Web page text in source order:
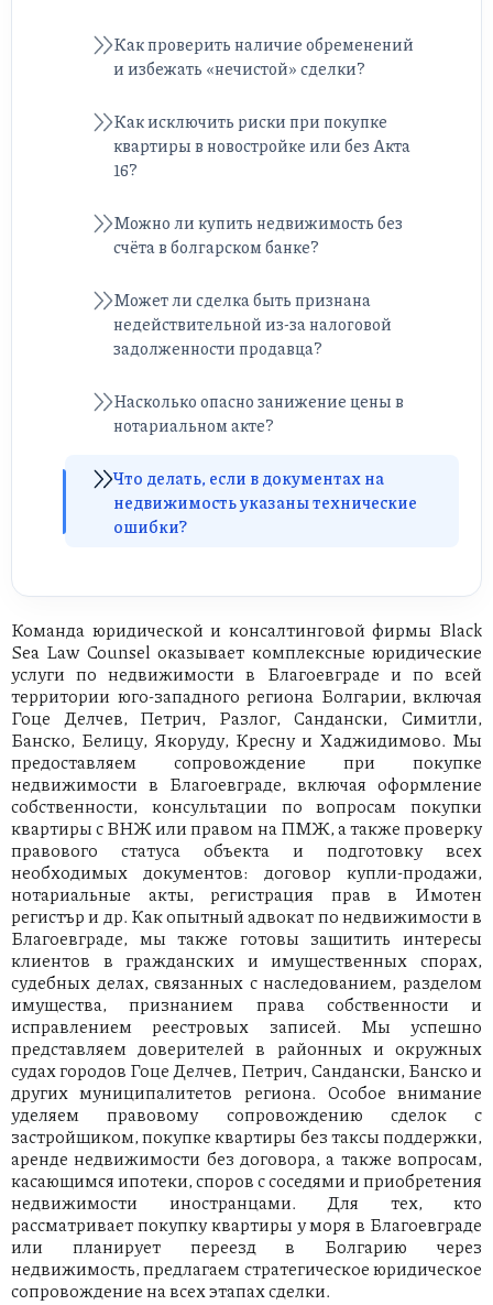
Как проверить наличие обременений
и избежать «нечистой» сделки?
Как исключить риски при покупке
квартиры в новостройке или без Актa
16?
Можно ли купить недвижимость без
счёта в болгарском банке?
Может ли сделка быть признана
недействительной из-за налого­вой
задолженности продавца?
Насколько опасно занижение цены в
нотариальном акте?
Что делать, если в документах на
недвижимость указаны технические
ошибки?
Команда юридической и консалтинговой фирмы Black
Sea Law Counsel оказывает комплексные юридические
услуги по недвижимости в Благоевграде и по всей
территории юго-западного региона Болгарии, включая
Гоце Делчев, Петрич, Разлог, Сандански, Симитли,
Банско, Белицу, Якоруду, Кресну и Хаджидимово. Мы
предоставляем сопровождение при покупке
недвижимости в Благоевграде, включая оформление
собственности, консультации по вопросам покупки
квартиры с ВНЖ или правом на ПМЖ, а также проверку
правового статуса объекта и подготовку всех
необходимых документов: договор купли-продажи,
нотариальные акты, регистрация прав в Имотен
регистър и др. Как опытный адвокат по недвижимости в
Благоевграде, мы также готовы защитить интересы
клиентов в гражданских и имущественных спорах,
судебных делах, связанных с наследованием, разделом
имущества, признанием права собственности и
исправлением реестровых записей. Мы успешно
представляем доверителей в районных и окружных
судах городов Гоце Делчев, Петрич, Сандански, Банско и
других муниципалитетов региона. Особое внимание
уделяем правовому сопровождению сделок с
застройщиком, покупке квартиры без таксы поддержки,
аренде недвижимости без договора, а также вопросам,
касающимся ипотеки, споров с соседями и приобретения
недвижимости иностранцами. Для тех, кто
рассматривает покупку квартиры у моря в Благоевграде
или планирует переезд в Болгарию через
недвижимость, предлагаем стратегическое юридическое
сопровождение на всех этапах сделки.